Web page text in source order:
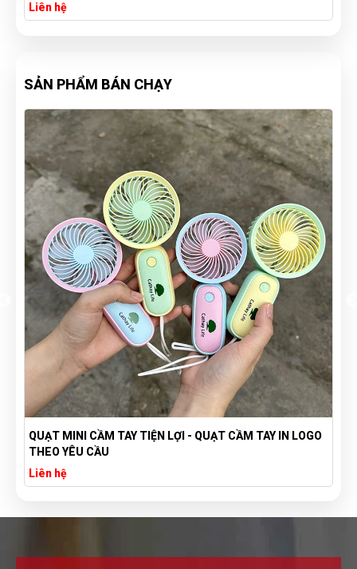
Liên hệ
SẢN PHẨM BÁN CHẠY
QUẠT MINI CẦM TAY TIỆN LỢI - QUẠT CẦM TAY IN LOGO
THEO YÊU CẦU
Liên hệ